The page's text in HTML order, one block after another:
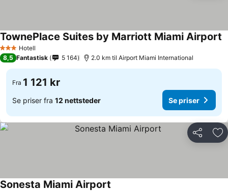
3 StjernerHotell
TownePlace Suites by Marriott Miami Airport
8,5 Fantastisk 5 164 2.0 km til Airport Miami International
Fra 1 121 kr
Se priser fra 12 nettsteder Se priser
Del
Sonesta Miami Airport